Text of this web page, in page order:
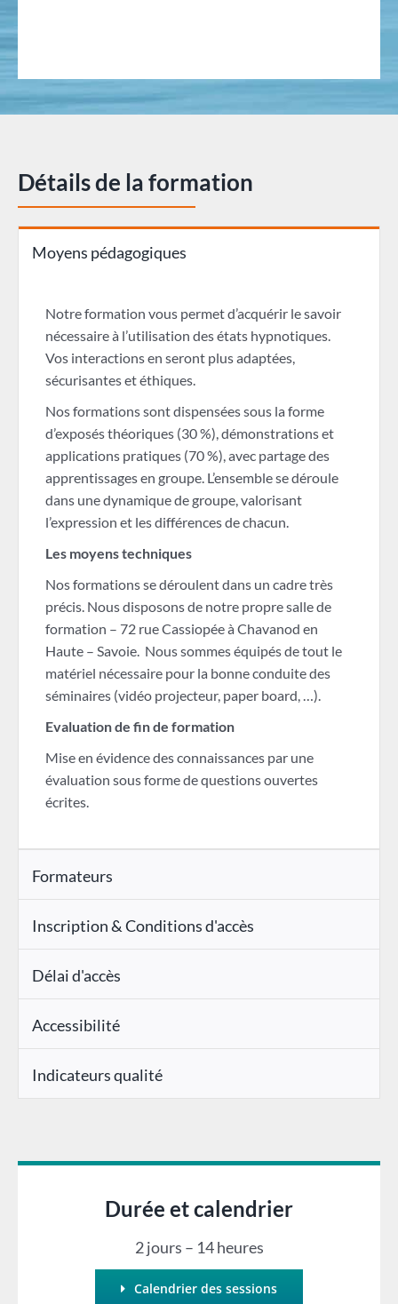
Détails de la formation
Moyens pédagogiques
Notre formation vous permet d’acquérir le savoir
nécessaire à l’utilisation des états hypnotiques.
Vos interactions en seront plus adaptées,
sécurisantes et éthiques.
Nos formations sont dispensées sous la forme
d’exposés théoriques (30 %), démonstrations et
applications pratiques (70 %), avec partage des
apprentissages en groupe. L’ensemble se déroule
dans une dynamique de groupe, valorisant
l’expression et les différences de chacun.
Les moyens techniques
Nos formations se déroulent dans un cadre très
précis. Nous disposons de notre propre salle de
formation – 72 rue Cassiopée à Chavanod en
Haute – Savoie. Nous sommes équipés de tout le
matériel nécessaire pour la bonne conduite des
séminaires (vidéo projecteur, paper board, …).
Evaluation de fin de formation
Mise en évidence des connaissances par une
évaluation sous forme de questions ouvertes
écrites.
Formateurs
Inscription & Conditions d'accès
Délai d'accès
Accessibilité
Indicateurs qualité
Durée et calendrier
2 jours – 14 heures
Calendrier des sessions